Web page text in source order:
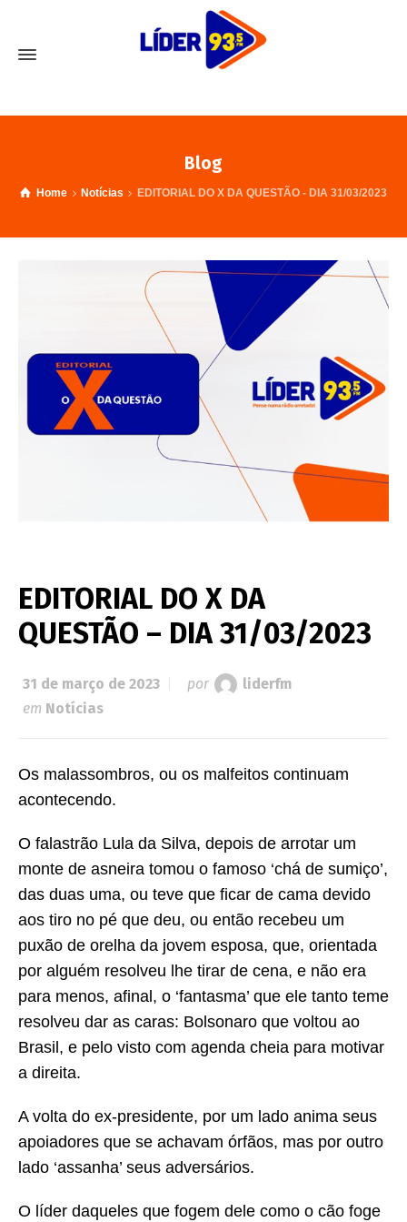
Blog
Home Notícias EDITORIAL DO X DA QUESTÃO - DIA 31/03/2023
EDITORIAL DO X DA
QUESTÃO – DIA 31/03/2023
31 de março de 2023 por
liderfm
em Notícias
Os malassombros, ou os malfeitos continuam
acontecendo.
O falastrão Lula da Silva, depois de arrotar um
monte de asneira tomou o famoso ‘chá de sumiço’,
das duas uma, ou teve que ficar de cama devido
aos tiro no pé que deu, ou então recebeu um
puxão de orelha da jovem esposa, que, orientada
por alguém resolveu lhe tirar de cena, e não era
para menos, afinal, o ‘fantasma’ que ele tanto teme
resolveu dar as caras: Bolsonaro que voltou ao
Brasil, e pelo visto com agenda cheia para motivar
a direita.
A volta do ex-presidente, por um lado anima seus
apoiadores que se achavam órfãos, mas por outro
lado ‘assanha’ seus adversários.
O líder daqueles que fogem dele como o cão foge